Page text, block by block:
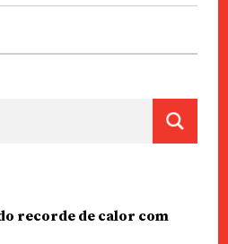
recorde de calor com